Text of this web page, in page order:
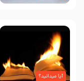
آیا میدانید؟